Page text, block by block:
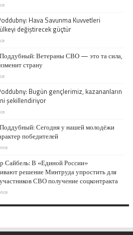
Hava Savunma Kuvvetleri
değiştirecek güçtür
Ветераны СВО — это та сила,
страну
Bugün gençlerimiz, kazananların
şekillendiriyor
Сегодня у нашей молодёжи
победителей
Сайбель: В «Единой России»
решение Минтруда упростить для
СВО получение соцконтракта